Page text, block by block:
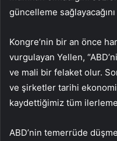
güncelleme
Kongre’nin bir an önce
vurgulayan Yellen,
ve mali bir felaket olur.
ve şirketler tarihi
kaydettiğimiz tüm
ABD’nin temerrüde